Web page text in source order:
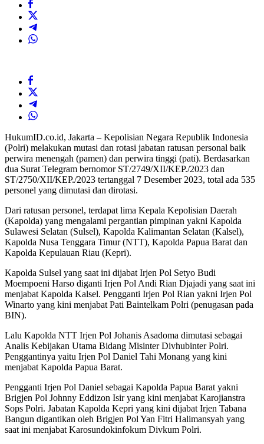
HukumID.co.id, Jakarta – Kepolisian Negara Republik Indonesia
(Polri) melakukan mutasi dan rotasi jabatan ratusan personal baik
perwira menengah (pamen) dan perwira tinggi (pati). Berdasarkan
dua Surat Telegram bernomor ST/2749/XII/KEP./2023 dan
ST/2750/XII/KEP./2023 tertanggal 7 Desember 2023, total ada 535
personel yang dimutasi dan dirotasi.
Dari ratusan personel, terdapat lima Kepala Kepolisian Daerah
(Kapolda) yang mengalami pergantian pimpinan yakni Kapolda
Sulawesi Selatan (Sulsel), Kapolda Kalimantan Selatan (Kalsel),
Kapolda Nusa Tenggara Timur (NTT), Kapolda Papua Barat dan
Kapolda Kepulauan Riau (Kepri).
Kapolda Sulsel yang saat ini dijabat Irjen Pol Setyo Budi
Moempoeni Harso diganti Irjen Pol Andi Rian Djajadi yang saat ini
menjabat Kapolda Kalsel. Pengganti Irjen Pol Rian yakni Irjen Pol
Winarto yang kini menjabat Pati Baintelkam Polri (penugasan pada
BIN).
Lalu Kapolda NTT Irjen Pol Johanis Asadoma dimutasi sebagai
Analis Kebijakan Utama Bidang Misinter Divhubinter Polri.
Penggantinya yaitu Irjen Pol Daniel Tahi Monang yang kini
menjabat Kapolda Papua Barat.
Pengganti Irjen Pol Daniel sebagai Kapolda Papua Barat yakni
Brigjen Pol Johnny Eddizon Isir yang kini menjabat Karojianstra
Sops Polri. Jabatan Kapolda Kepri yang kini dijabat Irjen Tabana
Bangun digantikan oleh Brigjen Pol Yan Fitri Halimansyah yang
saat ini menjabat Karosundokinfokum Divkum Polri.